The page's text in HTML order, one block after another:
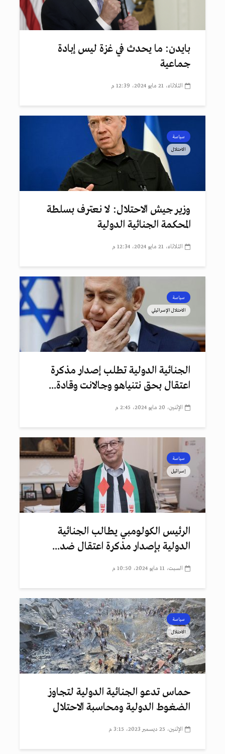
بايدن: ما يحدث في غزة ليس إبادة
جماعية
الثلاثاء، 21 مايو 2024، 12:39 م
سياسة
الاحتلال
وزير جيش الاحتلال: لا نعترف بسلطة
المحكمة الجنائية الدولية
الثلاثاء، 21 مايو 2024، 12:34 م
سياسة
الاحتلال الإسرائيلي
الجنائية الدولية تطلب إصدار مذكرة
اعتقال بحق نتنياهو وجالانت وقادة...
الإثنين، 20 مايو 2024، 2:45 م
سياسة
إسرائيل
الرئيس الكولومبي يطالب الجنائية
الدولية بإصدار مذكرة اعتقال ضد...
السبت، 11 مايو 2024، 10:50 م
سياسة
الاحتلال
حماس تدعو الجنائية الدولية لتجاوز
الضغوط الدولية ومحاسبة الاحتلال
الإثنين، 25 ديسمبر 2023، 3:15 م